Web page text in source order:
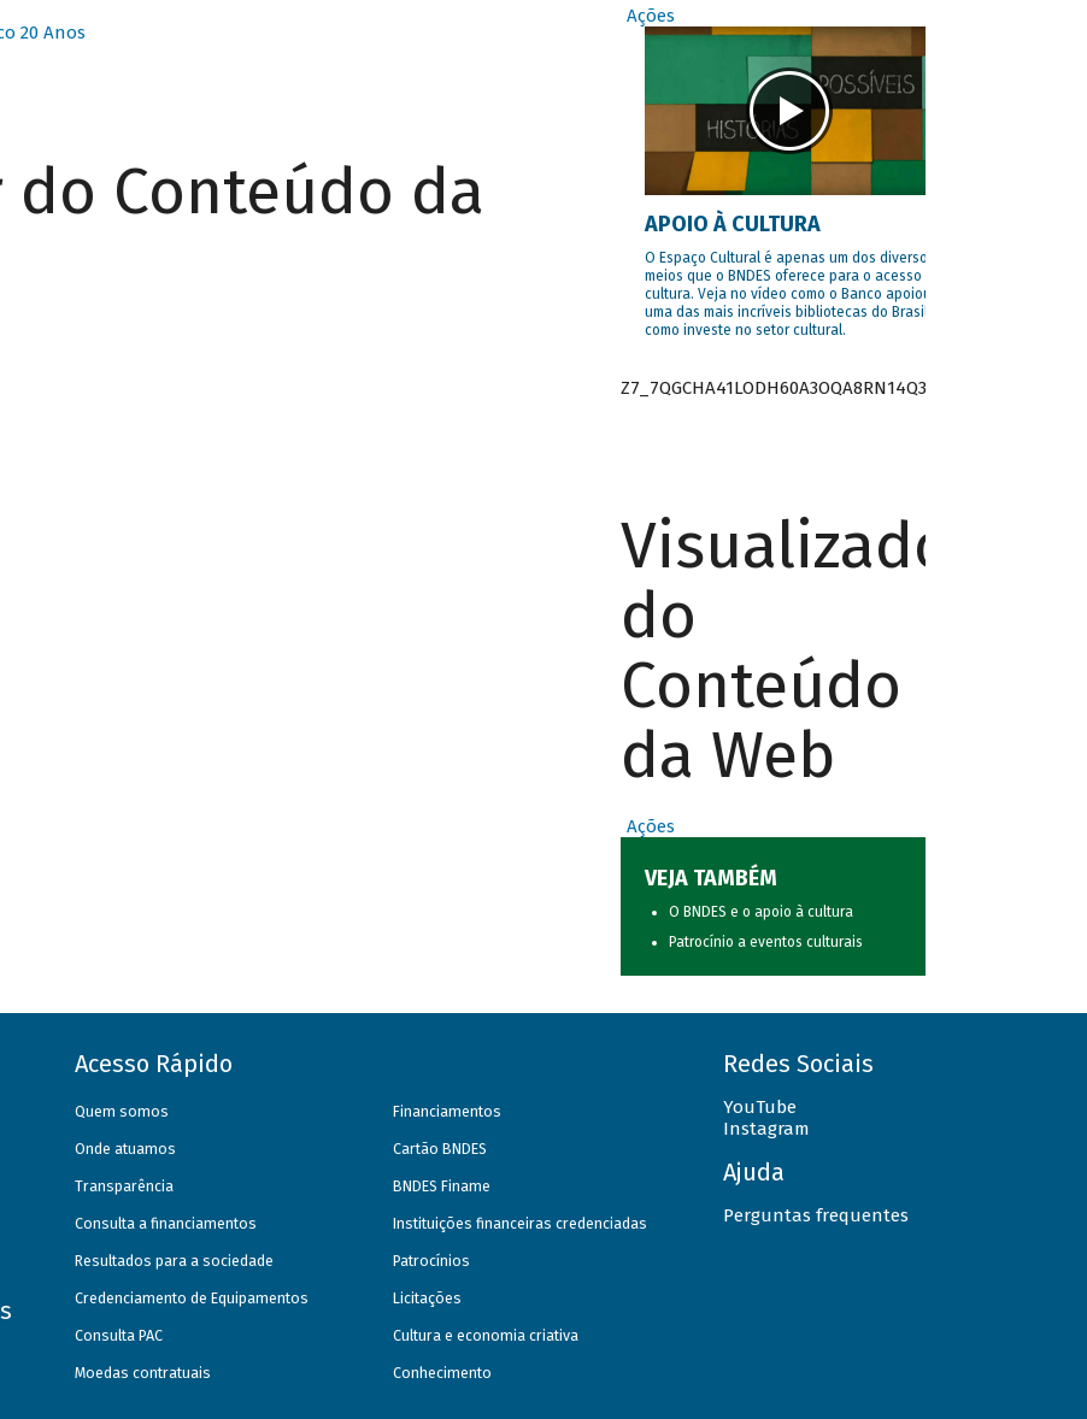
20 Anos
Conteúdo da
Ações
APOIO À CULTURA
O Espaço Cultural é apenas um dos diversos
meios que o BNDES oferece para o acesso à
cultura. Veja no vídeo como o Banco apoiou
uma das mais incríveis bibliotecas do Brasil e
como investe no setor cultural.
Z7_7QGCHA41LODH60A3OQA8RN14Q3
Visualizador
do
Conteúdo
da Web
Ações
VEJA TAMBÉM
O BNDES e o apoio à cultura
Patrocínio a eventos culturais
Acesso Rápido
Quem somos
Onde atuamos
Transparência
Consulta a financiamentos
Resultados para a sociedade
Credenciamento de Equipamentos
Consulta PAC
Moedas contratuais
Financiamentos
Cartão BNDES
BNDES Finame
Instituições financeiras credenciadas
Patrocínios
Licitações
Cultura e economia criativa
Conhecimento
Redes Sociais
YouTube
Instagram
Ajuda
Perguntas frequentes